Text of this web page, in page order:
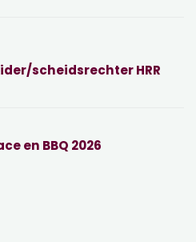
scheidsrechter HRR
en BBQ 2026